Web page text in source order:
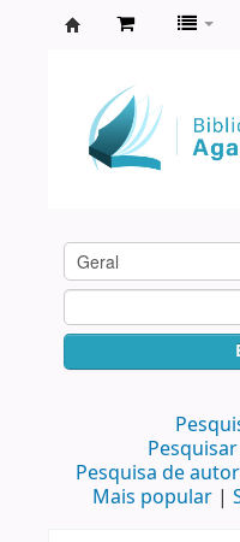
Agamenon
Magalhães
Pesquisa de
Mais popular